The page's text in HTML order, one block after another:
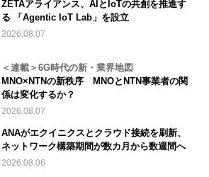
ZETAアライアンス、AIとIoTの共創を推進す
る 「Agentic IoT Lab」を設立
2026.08.07
＜連載＞6G時代の新・業界地図
MNO×NTNの新秩序 MNOとNTN事業者の関
係は変化するか？
2026.08.07
ANAがエクイニクスとクラウド接続を刷新、
ネットワーク構築期間が数カ月から数週間へ
2026.08.06